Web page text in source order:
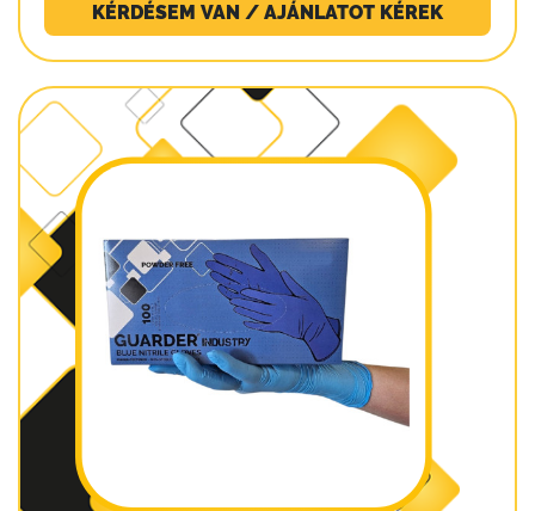
KÉRDÉSEM VAN / AJÁNLATOT KÉREK